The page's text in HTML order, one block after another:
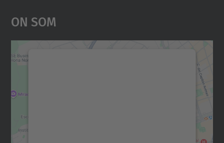
On Som